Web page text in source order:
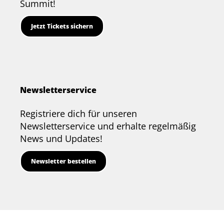
Summit!
Jetzt Tickets sichern
Newsletterservice
Registriere dich für unseren
Newsletterservice und erhalte regelmäßig
News und Updates!
Newsletter bestellen